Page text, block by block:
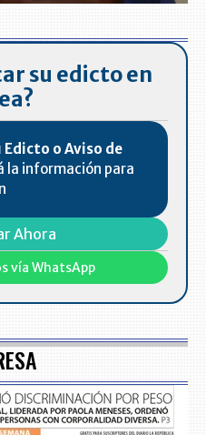
su edicto en
Edicto o Aviso de
la información para
Ahora
vía WhatsApp